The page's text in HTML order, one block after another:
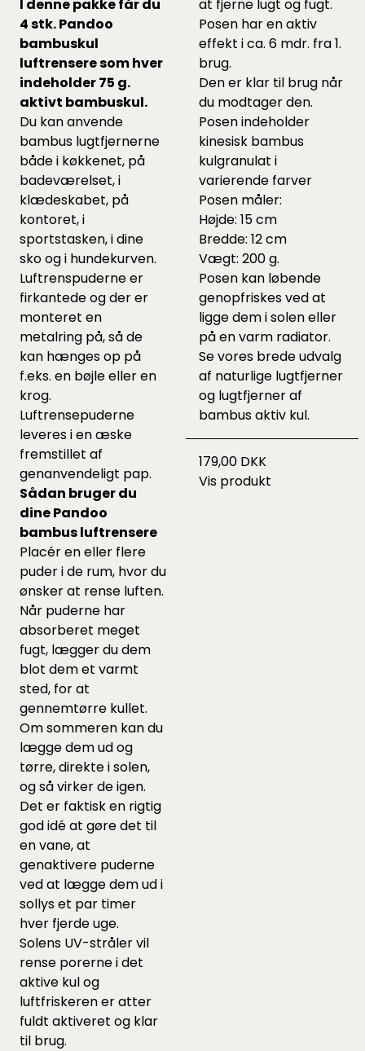
I denne pakke får du
4 stk. Pandoo
bambuskul
luftrensere som hver
indeholder 75 g.
aktivt bambuskul.
Du kan anvende
bambus lugtfjernerne
både i køkkenet, på
badeværelset, i
klædeskabet, på
kontoret, i
sportstasken, i dine
sko og i hundekurven.
Luftrenspuderne er
firkantede og der er
monteret en
metalring på, så de
kan hænges op på
f.eks. en bøjle eller en
krog.
Luftrensepuderne
leveres i en æske
fremstillet af
genanvendeligt pap.
Sådan bruger du
dine Pandoo
bambus luftrensere
Placér en eller flere
puder i de rum, hvor du
ønsker at rense luften.
Når puderne har
absorberet meget
fugt, lægger du dem
blot dem et varmt
sted, for at
gennemtørre kullet.
Om sommeren kan du
lægge dem ud og
tørre, direkte i solen,
og så virker de igen.
Det er faktisk en rigtig
god idé at gøre det til
en vane, at
genaktivere puderne
ved at lægge dem ud i
sollys et par timer
hver fjerde uge.
Solens UV-stråler vil
rense porerne i det
aktive kul og
luftfriskeren er atter
fuldt aktiveret og klar
til brug.
at fjerne lugt og fugt.
Posen har en aktiv
effekt i ca. 6 mdr. fra 1.
brug.
Den er klar til brug når
du modtager den.
Posen indeholder
kinesisk bambus
kulgranulat i
varierende farver
Posen måler:
Højde: 15 cm
Bredde: 12 cm
Vægt: 200 g.
Posen kan løbende
genopfriskes ved at
ligge dem i solen eller
på en varm radiator.
Se vores brede udvalg
af naturlige lugtfjerner
og lugtfjerner af
bambus aktiv kul.
179,00 DKK
Vis produkt